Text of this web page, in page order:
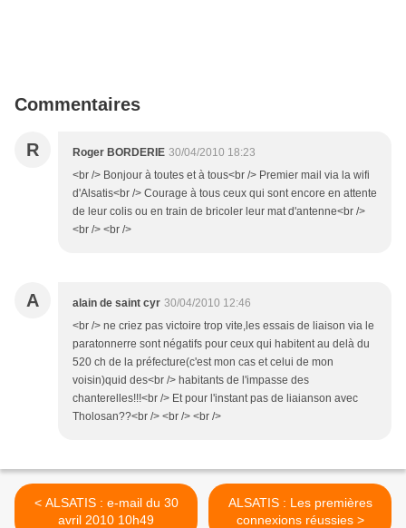
Commentaires
R Roger BORDERIE 30/04/2010 18:23
<br /> Bonjour à toutes et à tous<br /> Premier mail via la wifi
d'Alsatis<br /> Courage à tous ceux qui sont encore en attente
de leur colis ou en train de bricoler leur mat d'antenne<br />
<br /> <br />
A alain de saint cyr 30/04/2010 12:46
<br /> ne criez pas victoire trop vite,les essais de liaison via le
paratonnerre sont négatifs pour ceux qui habitent au delà du
520 ch de la préfecture(c'est mon cas et celui de mon
voisin)quid des<br /> habitants de l'impasse des
chanterelles!!!<br /> Et pour l'instant pas de liaianson avec
Tholosan??<br /> <br /> <br />
< ALSATIS : e-mail du 30
avril 2010 10h49
ALSATIS : Les premières
connexions réussies >